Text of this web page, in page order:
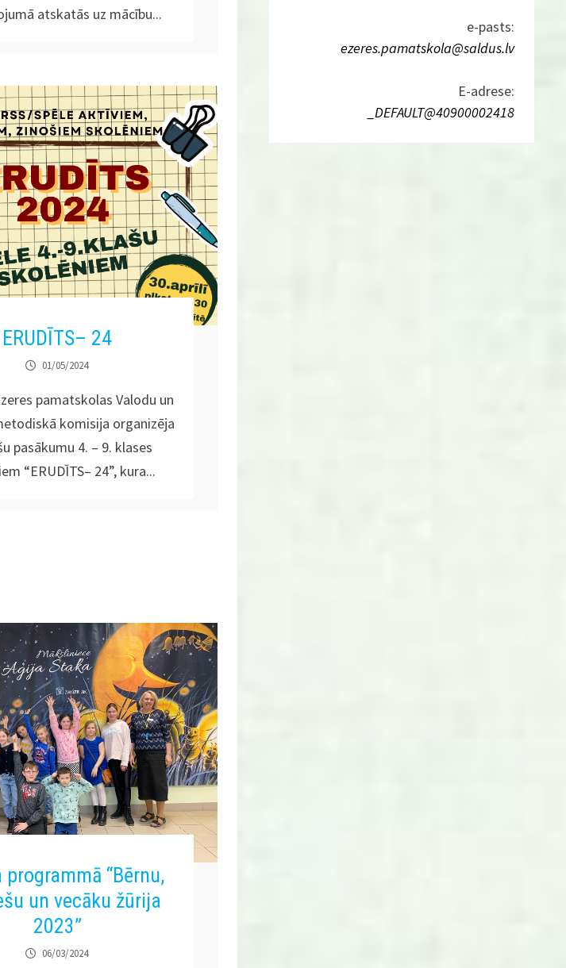
atskatās uz mācību...
ERUDĪTS– 24
01/05/2024
pamatskolas Valodu un
komisija organizēja
pasākumu 4. – 9. klases
“ERUDĪTS– 24”, kura...
programmā “Bērnu,
un vecāku žūrija
2023”
06/03/2024
e-pasts:
ezeres.pamatskola@saldus.lv
E-adrese:
_DEFAULT@40900002418